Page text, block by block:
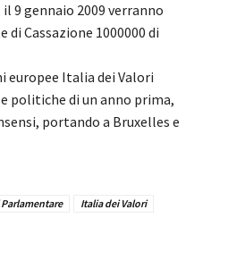
9 gennaio 2009 verranno
Cassazione 1000000 di
europee Italia dei Valori
politiche di un anno prima,
portando a Bruxelles e
Parlamentare
Italia dei Valori